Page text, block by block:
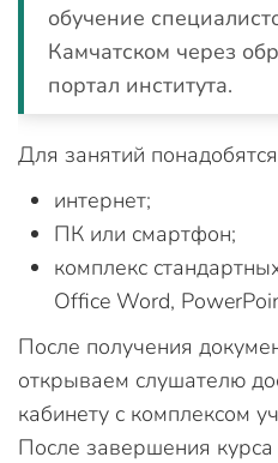
обучение
Камчатском через
портал института.
Для занятий
интернет;
ПК или смартфон;
комплекс
Office Word,
После получения
открываем слушателю
кабинету с комплексом
После завершения